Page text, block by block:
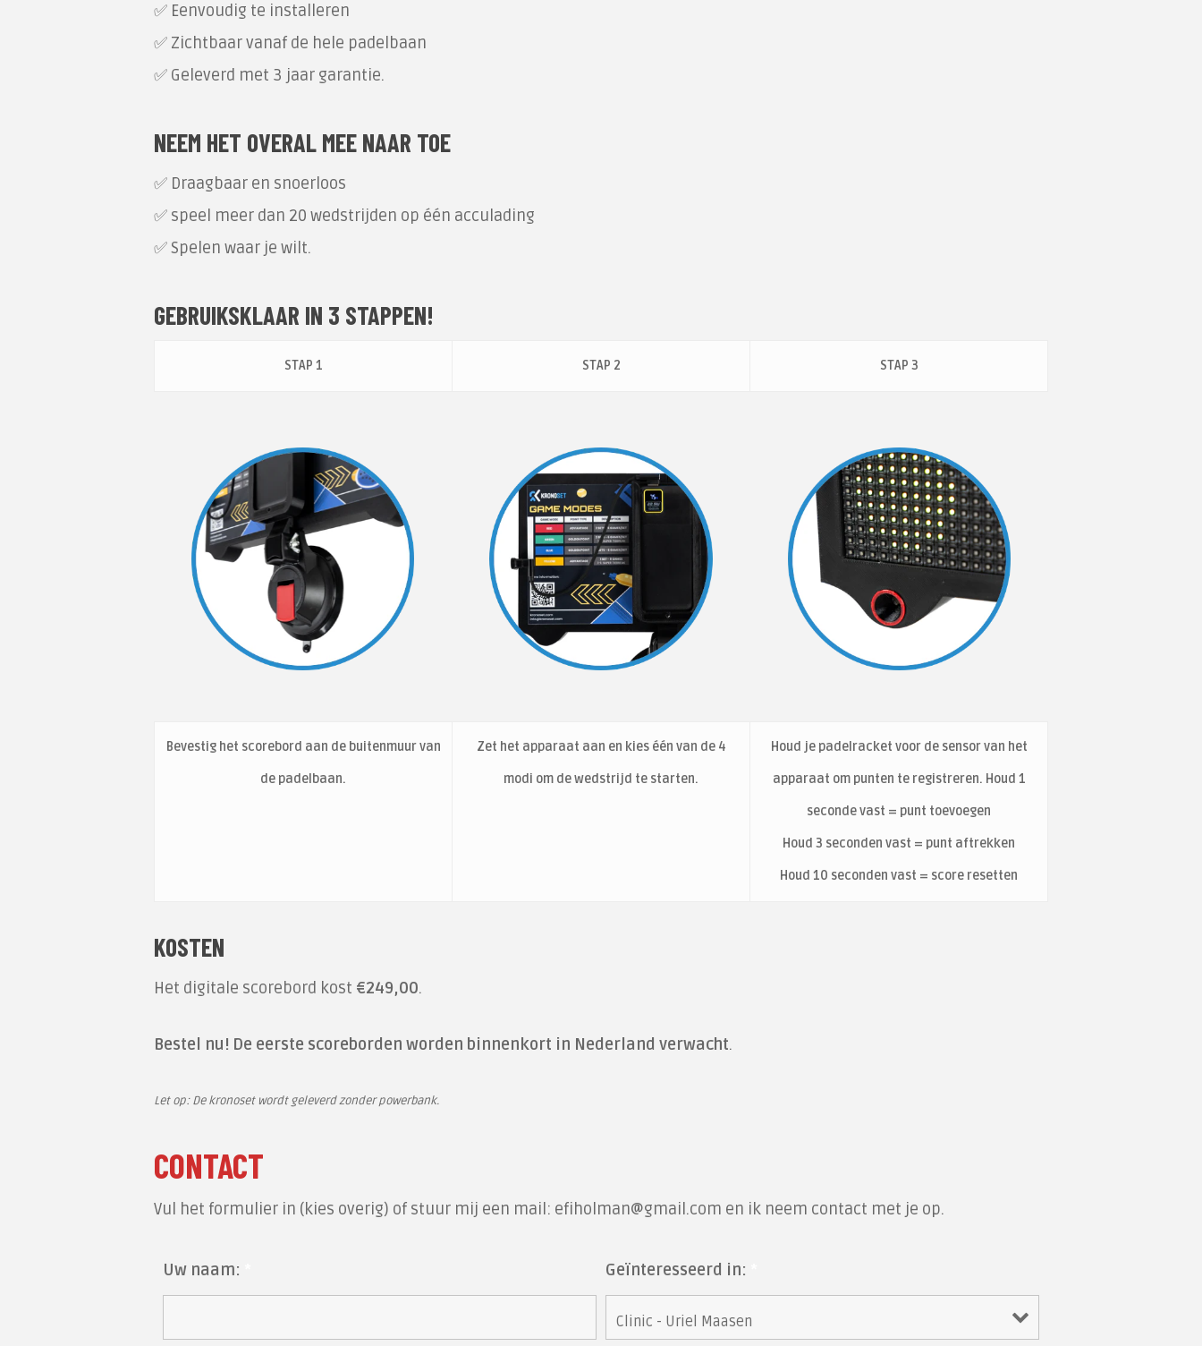
✅ Eenvoudig te installeren
✅ Zichtbaar vanaf de hele padelbaan
✅ Geleverd met 3 jaar garantie.
NEEM HET OVERAL MEE NAAR TOE
✅ Draagbaar en snoerloos
✅ speel meer dan 20 wedstrijden op één acculading
✅ Spelen waar je wilt.
GEBRUIKSKLAAR IN 3 STAPPEN!
STAP 1 STAP 2 STAP 3
Bevestig het scorebord aan de buitenmuur van
de padelbaan.
Zet het apparaat aan en kies één van de 4
modi om de wedstrijd te starten.
Houd je padelracket voor de sensor van het
apparaat om punten te registreren. Houd 1
seconde vast = punt toevoegen
Houd 3 seconden vast = punt aftrekken
Houd 10 seconden vast = score resetten
KOSTEN
Het digitale scorebord kost €249,00.
Bestel nu! De eerste scoreborden worden binnenkort in Nederland verwacht.
Let op: De kronoset wordt geleverd zonder powerbank.
CONTACT
Vul het formulier in (kies overig) of stuur mij een mail: efiholman@gmail.com en ik neem contact met je op.
Uw naam: Geïnteresseerd in: